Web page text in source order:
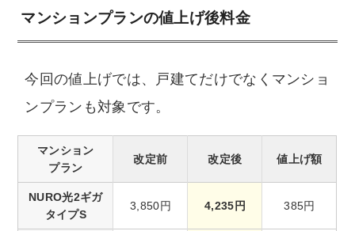
マンションプランの値上げ後料金
今回の値上げでは、戸建てだけでなくマンショ
ンプランも対象です。
マンション
プラン
改定前 改定後 値上げ額
NURO光2ギガ
タイプS
3,850円 4,235円 385円